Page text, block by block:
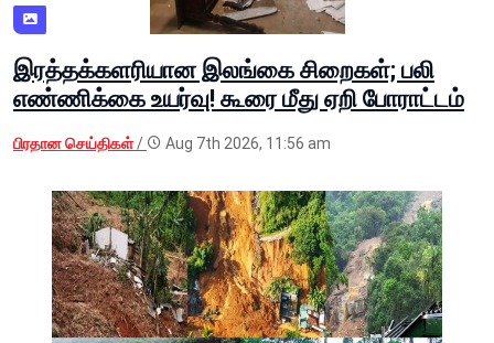
இரத்தக்களரியான இலங்கை சிறைகள்; பலி
எண்ணிக்கை உயர்வு! கூரை மீது ஏறி போராட்டம்
பிரதான செய்திகள்/ Aug 7th 2026, 11:56 am